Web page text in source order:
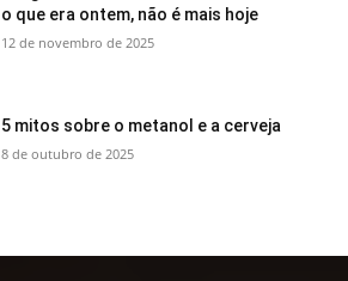
o que era ontem, não é mais hoje
12 de novembro de 2025
5 mitos sobre o metanol e a cerveja
8 de outubro de 2025